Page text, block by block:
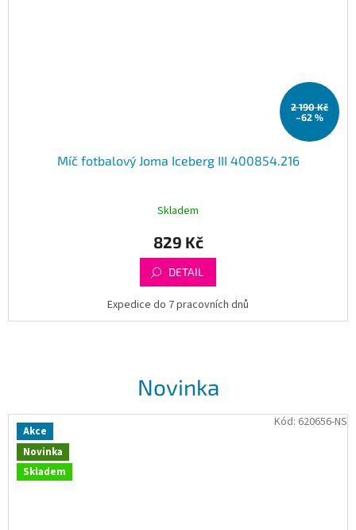
2 190 Kč
–62 %
Míč fotbalový Joma Iceberg III 400854.216
Skladem
829 Kč
DETAIL
Expedice do 7 pracovních dnů
Novinka
Akce
Novinka
Skladem
Kód: 620656-NS